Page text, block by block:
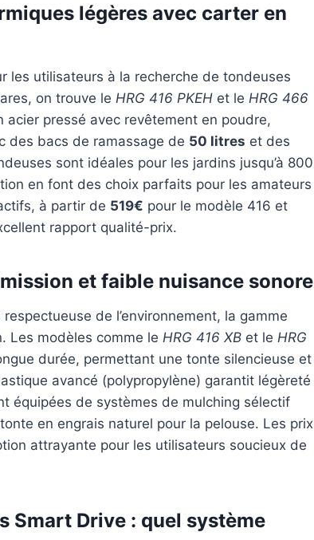
légères avec carter en
les utilisateurs à la recherche de tondeuses
on trouve le HRG 416 PKEH et le HRG 466
pressé avec revêtement en poudre,
des bacs de ramassage de 50 litres et des
sont idéales pour les jardins jusqu’à 800
en font des choix parfaits pour les amateurs
à partir de 519€ pour le modèle 416 et
rapport qualité-prix.
et faible nuisance sonore
de l’environnement, la gamme
Les modèles comme le HRG 416 XB et le HRG
durée, permettant une tonte silencieuse et
avancé (polypropylène) garantit légèreté
équipées de systèmes de mulching sélectif
en engrais naturel pour la pelouse. Les prix
attrayante pour les utilisateurs soucieux de
Smart Drive : quel système